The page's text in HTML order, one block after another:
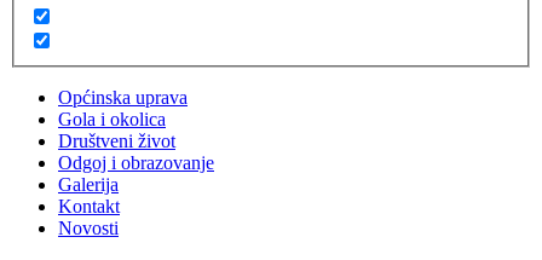
Općinska uprava
Gola i okolica
Društveni život
Odgoj i obrazovanje
Galerija
Kontakt
Novosti